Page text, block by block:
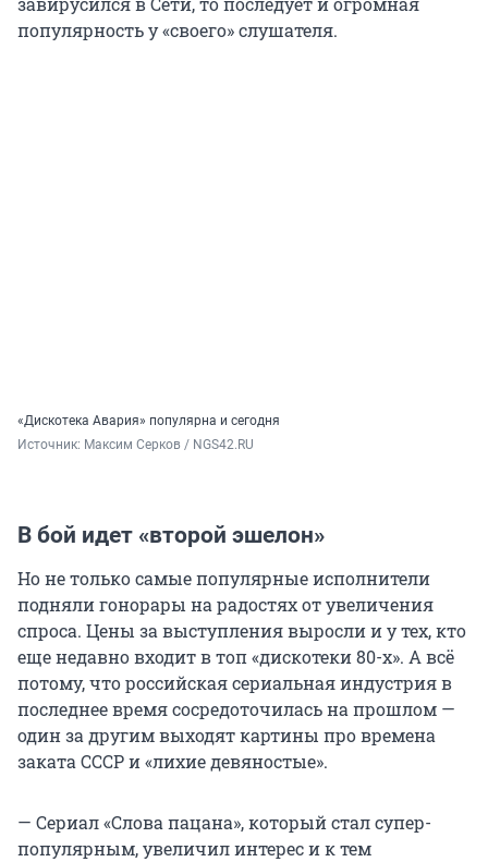
популярность у «своего» слушателя.
«Дискотека Авария» популярна и сегодня
Источник: Максим Серков / NGS42.RU
В бой идет «второй эшелон»
Но не только самые популярные исполнители
подняли гонорары на радостях от увеличения
спроса. Цены за выступления выросли и у тех, кто
еще недавно входит в топ «дискотеки 80-х». А всё
потому, что российская сериальная индустрия в
последнее время сосредоточилась на прошлом —
один за другим выходят картины про времена
заката СССР и «лихие девяностые».
— Сериал «Слова пацана», который стал супер-
популярным, увеличил интерес и к тем